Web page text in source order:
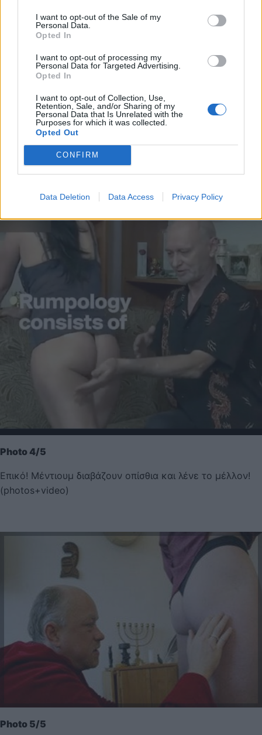
I want to opt-out of the Sale of my
Personal Data.
Opted In
I want to opt-out of processing my
Personal Data for Targeted Advertising.
Opted In
I want to opt-out of Collection, Use,
Retention, Sale, and/or Sharing of my
Personal Data that Is Unrelated with the
Purposes for which it was collected.
Opted Out
CONFIRM
Data Deletion Data Access Privacy Policy
Photo 4/5
Επικό! Μέντιουμ διαβάζουν οπίσθια και λένε το μέλλον!
(photos+video)
Photo 5/5